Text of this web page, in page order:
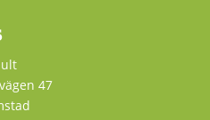
47